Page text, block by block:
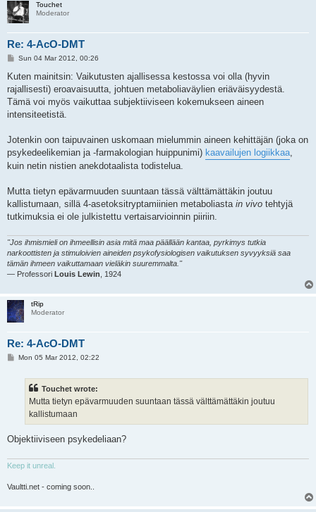
Touchet
Moderator
Re: 4-AcO-DMT
P
s
Sun 04 Mar 2012, 00:26
Kuten mainitsin: Vaikutusten ajallisessa kestossa voi olla (hyvin
rajallisesti) eroavaisuutta, johtuen metaboliaväylien eriäväisyydestä.
Tämä voi myös vaikuttaa subjektiiviseen kokemukseen aineen
intensiteetistä.
Jotenkin oon taipuvainen uskomaan mielummin aineen kehittäjän (joka on
psykedeelikemian ja -farmakologian huippunimi) kaavailujen logiikkaa
kuin netin nistien anekdotaalista todistelua.
Mutta tietyn epävarmuuden suuntaan tässä välttämättäkin joutuu
kallistumaan, sillä 4-asetoksitryptamiinien metaboliasta in vivo tehtyjä
tutkimuksia ei ole julkistettu vertaisarvioinnin piiriin.
"Jos ihmismieli on ihmeellisin asia mitä maa päällään kantaa, pyrkimys tutkia
narkoottisten ja stimuloivien aineiden psykofysiologisen vaikutuksen syvyyksiä saa
tämän ihmeen vaikuttamaan vieläkin suuremmalta."
— Professori Louis Lewin , 1924
tRip
Moderator
Re: 4-AcO-DMT
PMon 05 Mar 2012, 02:22
Touchet wrote:
Mutta tietyn epävarmuuden suuntaan tässä välttämättäkin joutuu
kallistumaan
Objektiiviseen psykedeliaan?
Keep it unreal.
Vaultti.net - coming soon..